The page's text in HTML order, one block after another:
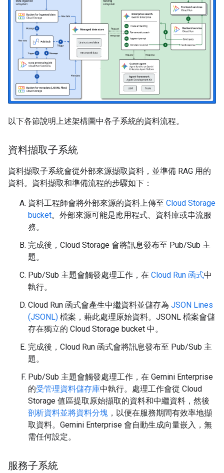
以下各節說明上述架構圖中各子系統的資料流程。
資料擷取子系統
資料擷取子系統會從外部來源擷取資料，並準備 RAG 用的
資料。資料擷取和準備流程的步驟如下：
資料工程師會將外部來源的資料上傳至 Cloud Storage
bucket。外部來源可能是應用程式、資料庫或串流服
務。
完成後，Cloud Storage 會將訊息發布至 Pub/Sub 主
題。
Pub/Sub 主題會觸發處理工作，在 Cloud Run 函式中
執行。
Cloud Run 函式會產生中繼資料並儲存為 JSON Lines
(JSONL) 檔案，藉此處理原始資料。JSONL 檔案會儲
存在獨立的 Cloud Storage bucket 中。
完成後，Cloud Run 函式會將訊息發布至 Pub/Sub 主
題。
Pub/Sub 主題會觸發處理工作，在 Gemini Enterprise
的受管理資料儲存庫中執行。處理工作會從 Cloud
Storage 值區提取原始擷取的資料和中繼資料，然後
剖析資料並將資料分塊 ，以便在服務期間有效率地擷
取資料。Gemini Enterprise 會自動生成向量嵌入，無
需任何設定。
服務子系統